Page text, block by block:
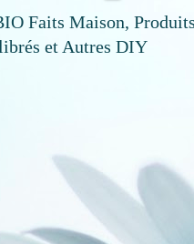
Faits Maison,
et Autres DIY